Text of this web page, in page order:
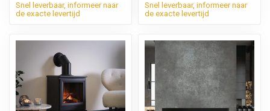
Snel leverbaar, informeer naar
de exacte levertijd
Snel leverbaar, informeer naar
de exacte levertijd